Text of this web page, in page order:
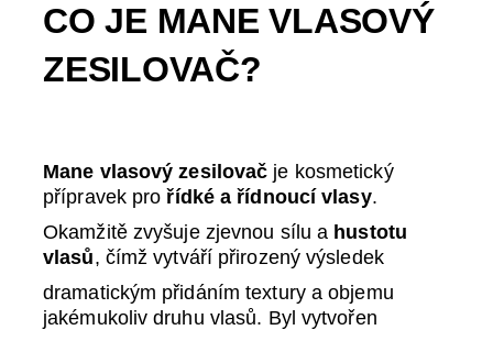
CO JE MANE VLASOVÝ
ZESILOVAČ?
Mane vlasový zesilovač je kosmetický
přípravek pro řídké a řídnoucí vlasy.
Okamžitě zvyšuje zjevnou sílu a hustotu
vlasů, čímž vytváří přirozený výsledek
dramatickým přidáním textury a objemu
jakémukoliv druhu vlasů. Byl vytvořen